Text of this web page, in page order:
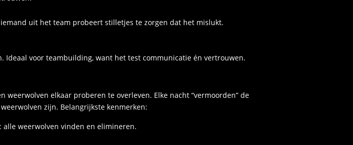
uit het team probeert stilletjes te zorgen dat het mislukt.
Ideaal voor teambuilding, want het test communicatie én vertrouwen.
elkaar proberen te overleven. Elke nacht “vermoorden” de
zijn. Belangrijkste kenmerken:
alle weerwolven vinden en elimineren.